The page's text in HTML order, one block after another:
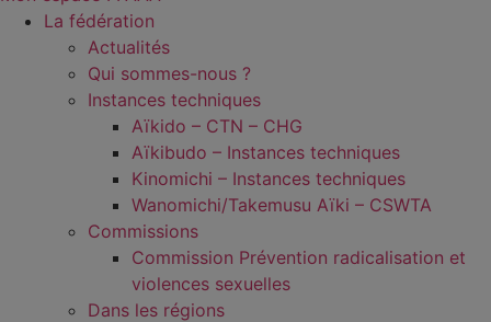
La fédération
Actualités
Qui sommes-nous ?
Instances techniques
Aïkido – CTN – CHG
Aïkibudo – Instances techniques
Kinomichi – Instances techniques
Wanomichi/Takemusu Aïki – CSWTA
Commissions
Commission Prévention radicalisation et
violences sexuelles
Dans les régions